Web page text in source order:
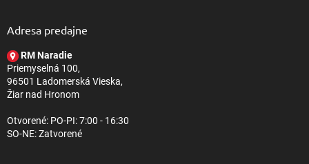
Adresa predajne
RM Naradie
Priemyselná 100,
96501 Ladomerská Vieska,
Žiar nad Hronom
Otvorené: PO-PI: 7:00 - 16:30
SO-NE: Zatvorené